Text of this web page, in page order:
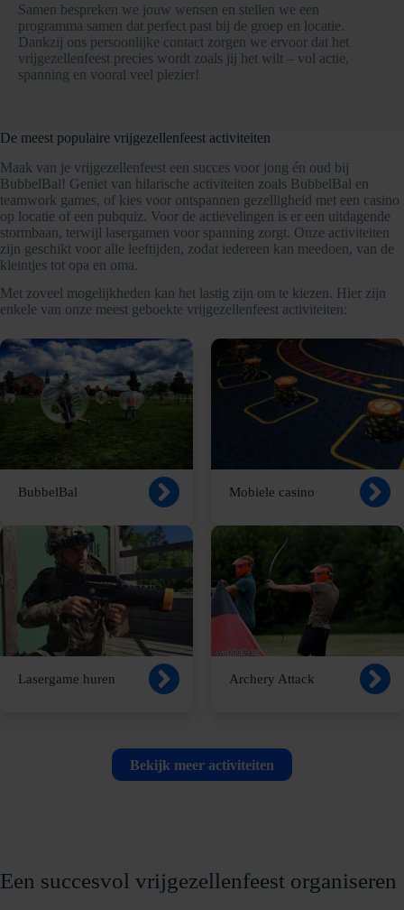
Samen bespreken we jouw wensen en stellen we een
programma samen dat perfect past bij de groep en locatie.
Dankzij ons persoonlijke contact zorgen we ervoor dat het
vrijgezellenfeest precies wordt zoals jij het wilt – vol actie,
spanning en vooral veel plezier!
De meest populaire vrijgezellenfeest activiteiten
Maak van je vrijgezellenfeest een succes voor jong én oud bij
BubbelBal! Geniet van hilarische activiteiten zoals BubbelBal en
teamwork games, of kies voor ontspannen gezelligheid met een casino
op locatie of een pubquiz. Voor de actievelingen is er een uitdagende
stormbaan, terwijl lasergamen voor spanning zorgt. Onze activiteiten
zijn geschikt voor alle leeftijden, zodat iedereen kan meedoen, van de
kleintjes tot opa en oma.
Met zoveel mogelijkheden kan het lastig zijn om te kiezen. Hier zijn
enkele van onze meest geboekte vrijgezellenfeest activiteiten:
BubbelBal Mobiele casino
Lasergame huren Archery Attack
Bekijk meer activiteiten
Een succesvol vrijgezellenfeest organiseren